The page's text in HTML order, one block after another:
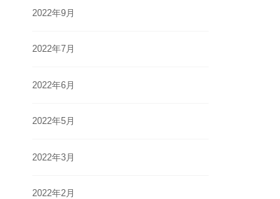
2022年9月
2022年7月
2022年6月
2022年5月
2022年3月
2022年2月